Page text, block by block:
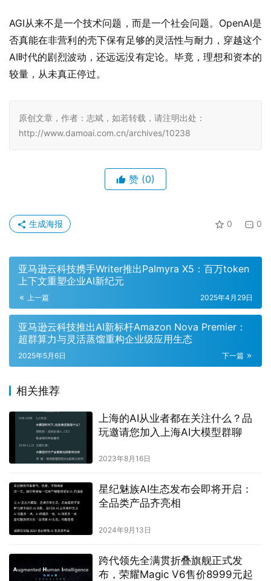
AGI从来不是一个技术问题，而是一个社会问题。OpenAI是
否真能在非营利的壳下保有足够的灵活性与耐力，穿越这个
AI时代的剧烈波动，还远远没有定论。毕竟，理想和资本的
较量，从未真正停过。
原创文章，作者：志斌，如若转载，请注明出处：
http://www.damoai.com.cn/archives/10238
赞 (0)
0 0
生成海报
亚马逊云科技携手Writer推出Palmyra X5：百万token
上下文重塑企业AI新纪元
上一篇 2025年4月29日
亚马逊云科技推出AI新标杆Amazon Nova Premier：
超群算力与灵活蒸馏重构企业级应用生态
下一篇
2025年5月6日
相关推荐
上海的AI从业者都在关注什么？品
玩邀请您加入上海AI大模型群聊
2023年8月16日
星纪魅族AI生态发布会即将开启：
全品类产品齐亮相
2024年9月13日
跨代领先全满贯折叠旗舰正式发
布，荣耀Magic V6售价8999元起